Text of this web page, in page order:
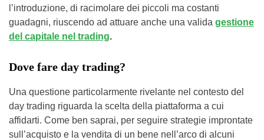
l’introduzione, di racimolare dei piccoli ma costanti
guadagni, riuscendo ad attuare anche una valida gestione
del capitale nel trading.
Dove fare day trading?
Una questione particolarmente rivelante nel contesto del
day trading riguarda la scelta della piattaforma a cui
affidarti. Come ben saprai, per seguire strategie improntate
sull’acquisto e la vendita di un bene nell’arco di alcuni